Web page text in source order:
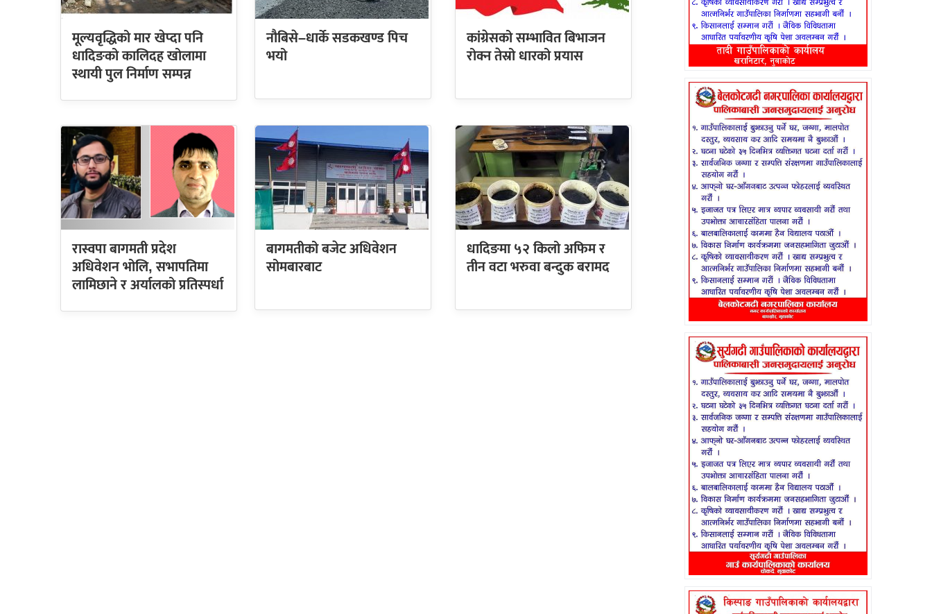
कांग्रेसको सम्भावित बिभाजन
रोक्न तेस्रो धारको प्रयास
मूल्यवृद्धिको मार खेप्दा पनि
धादिङको कालिदह खोलामा
स्थायी पुल निर्माण सम्पन्न
नौबिसे–धार्के सडकखण्ड पिच
भयो
रास्वपा बागमती प्रदेश
अधिवेशन भोलि, सभापतिमा
लामिछाने र अर्यालको प्रतिस्पर्धा
बागमतीको बजेट अधिवेशन
सोमबारबाट
धादिङमा ५२ किलो अफिम र
तीन वटा भरुवा बन्दुक बरामद